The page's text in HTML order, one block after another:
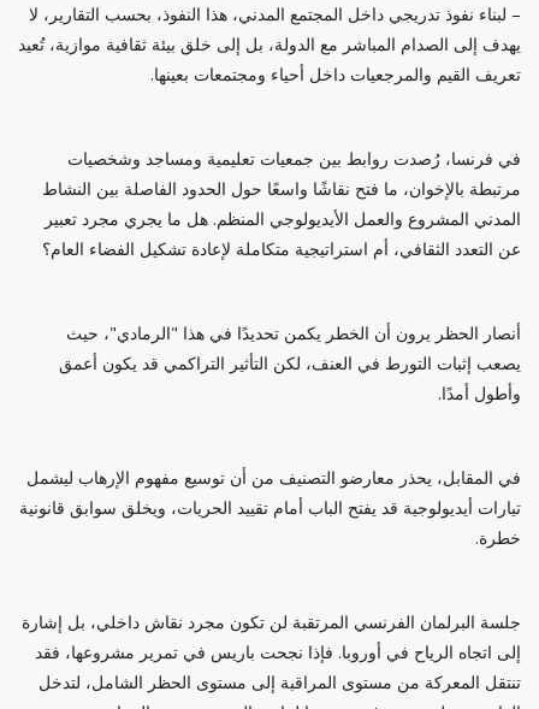
– لبناء نفوذ تدريجي داخل المجتمع المدني، هذا النفوذ، بحسب التقارير، لا
يهدف إلى الصدام المباشر مع الدولة، بل إلى خلق بيئة ثقافية موازية، تُعيد
تعريف القيم والمرجعيات داخل أحياء ومجتمعات بعينها.
في فرنسا، رُصدت روابط بين جمعيات تعليمية ومساجد وشخصيات
مرتبطة بالإخوان، ما فتح نقاشًا واسعًا حول الحدود الفاصلة بين النشاط
المدني المشروع والعمل الأيديولوجي المنظم. هل ما يجري مجرد تعبير
عن التعدد الثقافي، أم استراتيجية متكاملة لإعادة تشكيل الفضاء العام؟
أنصار الحظر يرون أن الخطر يكمن تحديدًا في هذا "الرمادي"، حيث
يصعب إثبات التورط في العنف، لكن التأثير التراكمي قد يكون أعمق
وأطول أمدًا.
في المقابل، يحذر معارضو التصنيف من أن توسيع مفهوم الإرهاب ليشمل
تيارات أيديولوجية قد يفتح الباب أمام تقييد الحريات، ويخلق سوابق قانونية
خطرة.
جلسة البرلمان الفرنسي المرتقبة لن تكون مجرد نقاش داخلي، بل إشارة
إلى اتجاه الرياح في أوروبا. فإذا نجحت باريس في تمرير مشروعها، فقد
تنتقل المعركة من مستوى المراقبة إلى مستوى الحظر الشامل، لتدخل